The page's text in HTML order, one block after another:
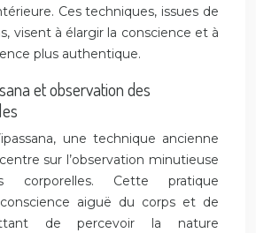
Ces techniques, issues de
visent à élargir la conscience et à
plus authentique.
et observation des
une technique ancienne
sur l’observation minutieuse
corporelles. Cette pratique
aiguë du corps et de
de percevoir la nature